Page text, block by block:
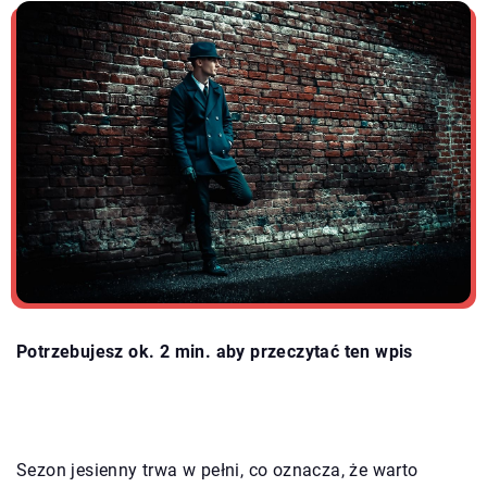
Potrzebujesz ok. 2 min. aby przeczytać ten wpis
Sezon jesienny trwa w pełni, co oznacza, że warto